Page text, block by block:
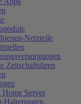
Netzteile
Zeitschaltuhren
Home Server
Halterungen